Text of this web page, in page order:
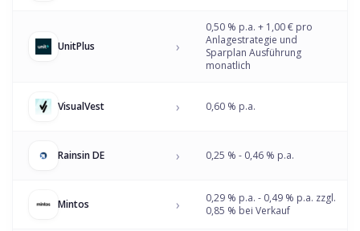
UnitPlus ›
0,50 % p.a. + 1,00 € pro
Anlagestrategie und
Sparplan Ausführung
monatlich
VisualVest › 0,60 % p.a.
Rainsin DE › 0,25 % - 0,46 % p.a.
Mintos ›
0,29 % p.a. - 0,49 % p.a. zzgl.
0,85 % bei Verkauf